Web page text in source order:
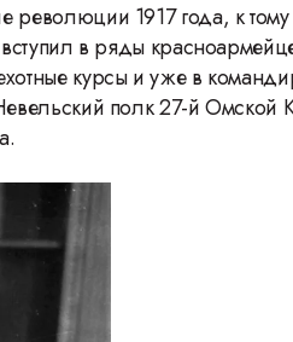
1917 года, к
в ряды
курсы и уже в
полк 27-й Омской